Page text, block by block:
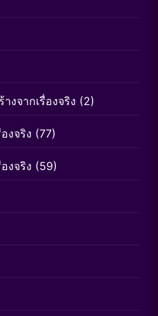
งจากเรื่องจริง (2)
งจริง (77)
งจริง (59)